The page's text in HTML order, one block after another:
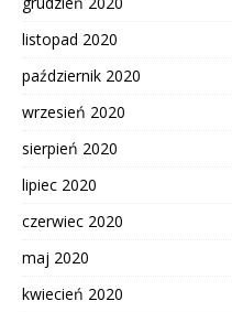
listopad 2020
październik 2020
wrzesień 2020
sierpień 2020
lipiec 2020
czerwiec 2020
maj 2020
kwiecień 2020